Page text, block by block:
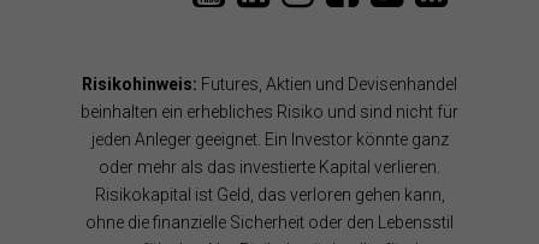
a
r
t
n
e
r
a
n
B
ö
r
s
e
n
n
d
P
r
t
n
n
d
P
a
r
t
n
Risikohinweis: Futures, Aktien und Devisenhandel
beinhalten ein erhebliches Risiko und sind nicht für
jeden Anleger geeignet. Ein Investor könnte ganz
oder mehr als das investierte Kapital verlieren.
Risikokapital ist Geld, das verloren gehen kann,
ohne die finanzielle Sicherheit oder den Lebensstil